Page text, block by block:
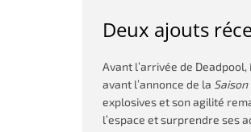
Deux ajouts
Avant l’arrivée de
avant l’annonce de la Saison
explosives et son agilité
l’espace et surprendre ses